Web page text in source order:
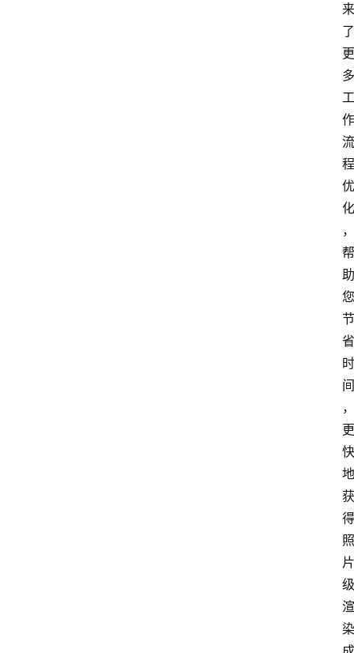
来
了
更
多
工
作
流
程
优
化
，
帮
助
您
节
省
时
间
，
更
快
地
获
得
照
片
级
渲
染